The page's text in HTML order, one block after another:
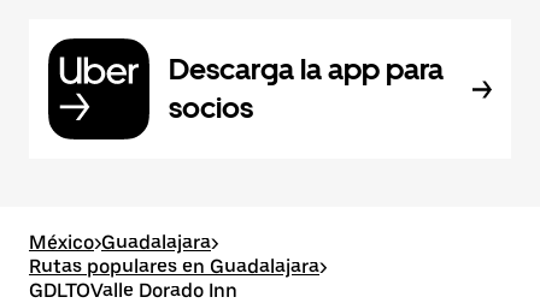
Descarga la app para
socios
México>Guadalajara>
Rutas populares en Guadalajara>
GDLTOValle Dorado Inn